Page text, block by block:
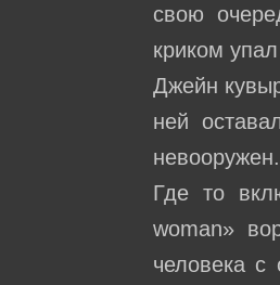
свою
криком
Джейн
ней
Где то
woman»
человека с